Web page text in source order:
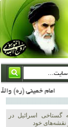
امام خمینی (ره) والله اسلام تمامش سیاست است؛ ***** امام شهید: به گفتار امام و کردار امام اهتمام بورزید ***** امام خمینی(ره): ان شاء الله ما اندوه دلمان را در وقت مناسب با انتقام از امریکا و
گستاخی اسرائیل در
نقشه‌های خود